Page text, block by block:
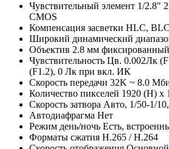
Чувствительный элемент 1/2.8"
CMOS
Компенсация засветки HLC, BLC
Широкий динамический
Объектив 2.8 мм фиксированный
Чувствительность Цв. 0.002Лк
(F1.2), 0 Лк при вкл. ИК
Скорость передачи 32K ~ 8.0
Количество пикселей 1920 (H) x
Скорость затвора Авто, 1/50-1/
Автодиафрагма Нет
Режим день/ночь Есть,
Форматы сжатия H.265 / H.264